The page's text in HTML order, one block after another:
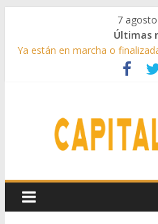
7
Últimas
Ya están en marcha o
medidas urgentes para
Cerca de 33.000 asistentes en
kilos de forraje a las
de la Sierra Oeste
Guadarrama abre matricula
Humanidades